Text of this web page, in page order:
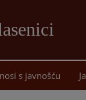
s javnošću